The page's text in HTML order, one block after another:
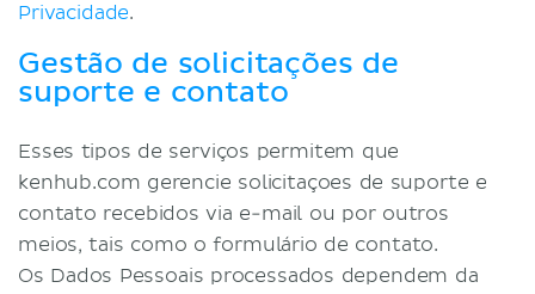
Privacidade.
Gestão de solicitações de
suporte e contato
Esses tipos de serviços permitem que
kenhub.com gerencie solicitaçoes de suporte e
contato recebidos via e-mail ou por outros
meios, tais como o formulário de contato.
Os Dados Pessoais processados dependem da